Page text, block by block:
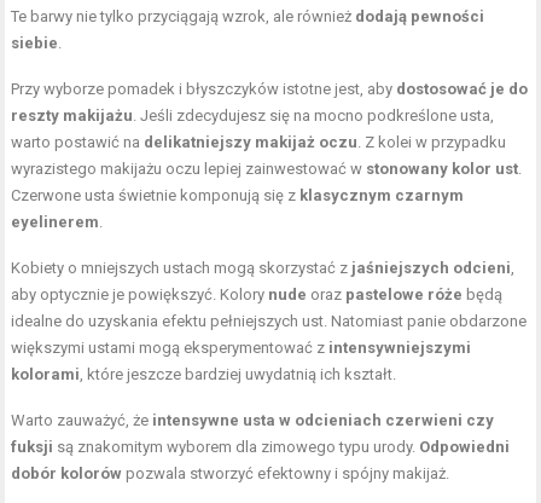
Te barwy nie tylko przyciągają wzrok, ale również dodają pewności
siebie
Przy wyborze pomadek i błyszczyków istotne jest, aby dostosować je do
reszty makijażu . Jeśli zdecydujesz się na mocno podkreślone usta,
warto postawić na delikatniejszy makijaż oczu . Z kolei w przypadku
wyrazistego makijażu oczu lepiej zainwestować w stonowany kolor ust
Czerwone usta świetnie komponują się z klasycznym czarnym
eyelinerem
Kobiety o mniejszych ustach mogą skorzystać z jaśniejszych odcieni
aby optycznie je powiększyć. Kolory nude oraz pastelowe róże będą
idealne do uzyskania efektu pełniejszych ust. Natomiast panie obdarzone
większymi ustami mogą eksperymentować z intensywniejszymi
kolorami , które jeszcze bardziej uwydatnią ich kształt.
Warto zauważyć, że intensywne usta w odcieniach czerwieni czy
fuksji są znakomitym wyborem dla zimowego typu urody. Odpowiedni
dobór kolorów pozwala stworzyć efektowny i spójny makijaż.